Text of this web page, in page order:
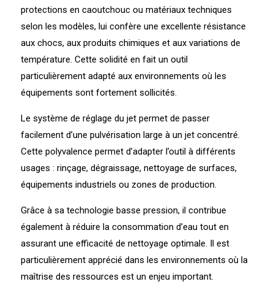
protections en caoutchouc ou matériaux techniques
selon les modèles, lui confère une excellente résistance
aux chocs, aux produits chimiques et aux variations de
température. Cette solidité en fait un outil
particulièrement adapté aux environnements où les
équipements sont fortement sollicités.
Le système de réglage du jet permet de passer
facilement d’une pulvérisation large à un jet concentré.
Cette polyvalence permet d’adapter l’outil à différents
usages : rinçage, dégraissage, nettoyage de surfaces,
équipements industriels ou zones de production.
Grâce à sa technologie basse pression, il contribue
également à réduire la consommation d’eau tout en
assurant une efficacité de nettoyage optimale. Il est
particulièrement apprécié dans les environnements où la
maîtrise des ressources est un enjeu important.